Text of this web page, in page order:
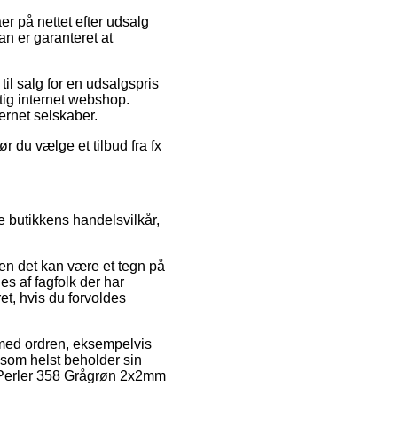
på nettet efter udsalg
er garanteret at
salg for en udsalgspris
internet webshop.
selskaber.
du vælge et tilbud fra fx
butikkens handelsvilkår,
det kan være et tegn på
af fagfolk der har
hvis du forvoldes
ordren, eksempelvis
helst beholder sin
358 Grågrøn 2x2mm